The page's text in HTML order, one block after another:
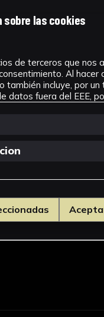
operarias
*
las cookies
de terceros que nos
Al
también incluye, por
datos fuera del EEE,